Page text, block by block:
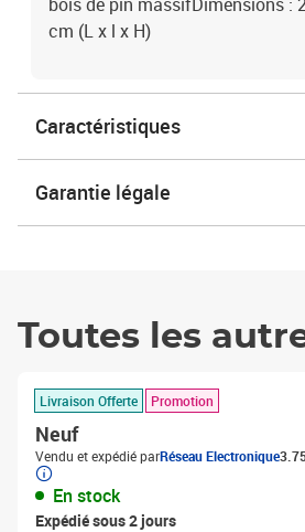
cm (L x l x H)
Caractéristiques
Garantie légale
Toutes les
Livraison Offerte Promotion
Neuf
Vendu et expédié parRéseau Electronique
En stock
Expédié sous 2 jours